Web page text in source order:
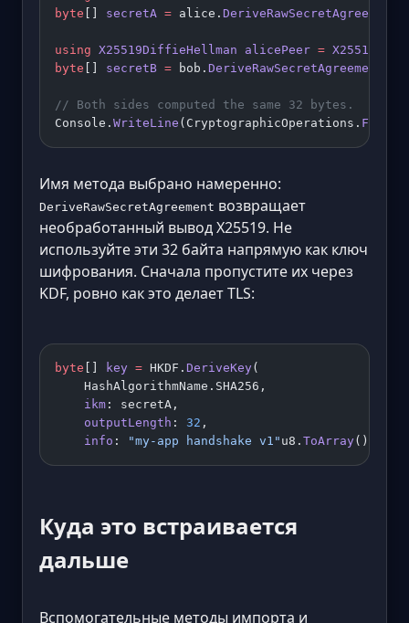
byte [] secretA = alice. DeriveRawSecretAgreement
using X25519DiffieHellman alicePeer =
byte [] secretB = bob. DeriveRawSecretAgreement
// Both sides computed the same 32 bytes.
Console. WriteLine (CryptographicOperations.
Имя метода выбрано намеренно:
DeriveRawSecretAgreement возвращает
необработанный вывод X25519. Не
используйте эти 32 байта напрямую как ключ
шифрования. Сначала пропустите их через
KDF, ровно как это делает TLS:
byte [] key = HKDF. DeriveKey(
    HashAlgorithmName.SHA256,
    ikm
: secretA,
    outputLength
: 32 ,
    info
: "my-app handshake v1" u8. ToArray());
Куда это встраивается
дальше
Вспомогательные методы импорта и